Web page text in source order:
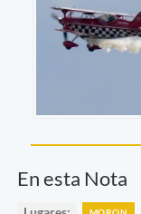
En esta Nota